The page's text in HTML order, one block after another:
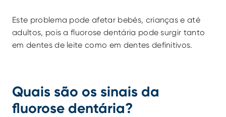
Este problema pode afetar bebés, crianças e até
adultos, pois a fluorose dentária pode surgir tanto
em dentes de leite como em dentes definitivos.
Quais são os sinais da
fluorose dentária?